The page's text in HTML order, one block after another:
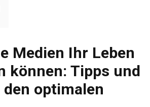
Medien Ihr Leben
können: Tipps und
optimalen